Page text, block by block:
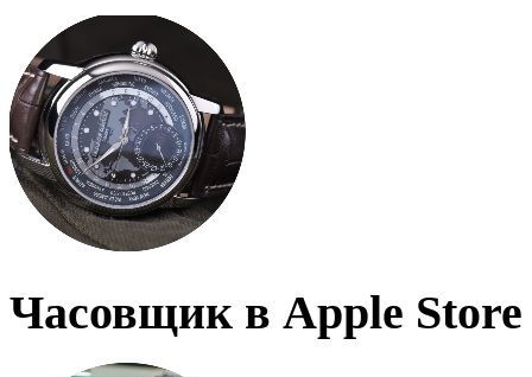
Часовщик в Apple Store